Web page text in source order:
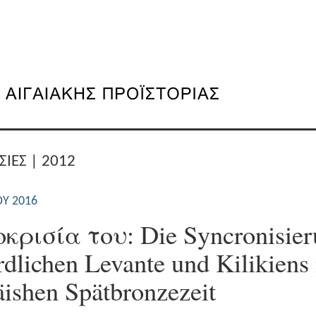
| 2012
2016
του: Die
Levante und
Spätbronzezeit